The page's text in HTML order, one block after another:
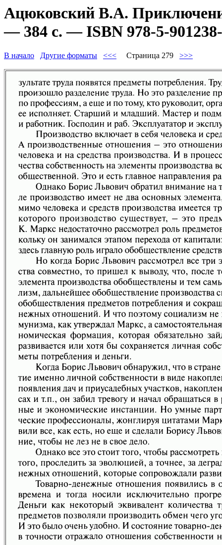
Ацюковский В.А.
— 384 с. — ISBN 978-5-
В начало Другие форматы <<< Страница 279 >>>